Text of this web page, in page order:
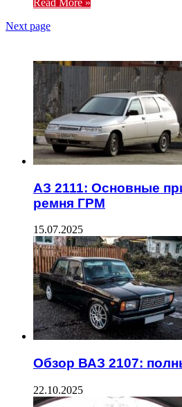
Read More »
Next page
АЗ 2111: Основные
ремня ГРМ
15.07.2025
Обзор ВАЗ 2107:
22.10.2025